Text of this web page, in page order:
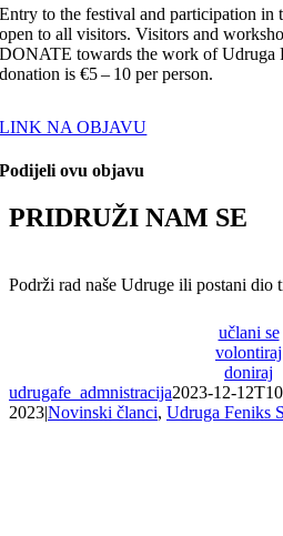
Entry to the festival and participation in
open to all visitors. Visitors and
DONATE towards the work of Udruga
donation is €5 – 10 per person.
LINK NA OBJAVU
Podijeli ovu objavu
PRIDRUŽI NAM SE
Podrži rad naše Udruge ili postani dio
učlani se
volontiraj
doniraj
udrugafe_admnistracija2023-12-
2023|Novinski članci, Udruga Feniks